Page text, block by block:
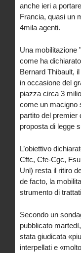
anche ieri a
Francia, quasi un
4mila agenti.
Una mobilitazione
come ha
Bernard Thibault,
in occasione del
piazza circa 3
come un macigno
partito del premier
proposta di legge
L’obiettivo
Cftc, Cfe-Cgc,
Unl) resta il ritiro
de facto, la
strumento di
Secondo un
pubblicato
stata giudicata
interpellati e